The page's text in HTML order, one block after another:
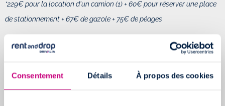
Consentement Détails À propos des cookies
*229€ pour la location d'un camion (1) + 60€ pour réserver une place
de stationnement + 67€ de gazole + 75€ de péages
Comment économiser de l'argent pour son
déménagement ?